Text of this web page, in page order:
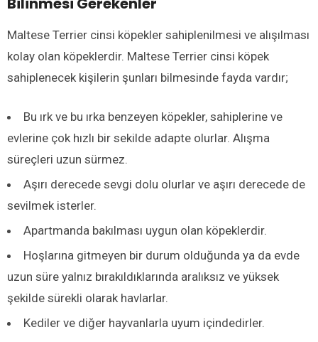
Maltese Terrier cinsi köpekler sahiplenilmesi ve alışılması
kolay olan köpeklerdir. Maltese Terrier cinsi köpek
sahiplenecek kişilerin şunları bilmesinde fayda vardır;
Bu ırk ve bu ırka benzeyen köpekler, sahiplerine ve
evlerine çok hızlı bir sekilde adapte olurlar. Alışma
süreçleri uzun sürmez.
Aşırı derecede sevgi dolu olurlar ve aşırı derecede de
sevilmek isterler.
Apartmanda bakılması uygun olan köpeklerdir.
Hoşlarına gitmeyen bir durum olduğunda ya da evde
uzun süre yalnız bırakıldıklarında aralıksız ve yüksek
şekilde sürekli olarak havlarlar.
Kediler ve diğer hayvanlarla uyum içindedirler.